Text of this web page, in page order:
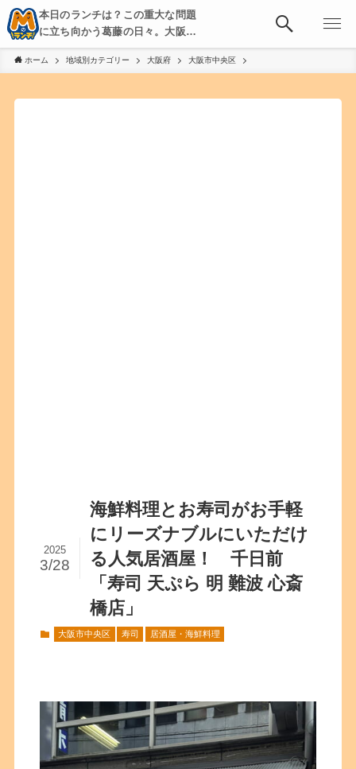
本日のランチは？この重大な問題
に立ち向かう葛藤の日々。大阪・
京都・神戸を中心とした食べ歩
き、飲み歩きを綴る。
ホーム 地域別カテゴリー 大阪府 大阪市中央区
海鮮料理とお寿司がお手軽
にリーズナブルにいただけ
る人気居酒屋！ 千日前
「寿司 天ぷら 明 難波 心斎
橋店」
2025
3/28
大阪市中央区 寿司 居酒屋・海鮮料理